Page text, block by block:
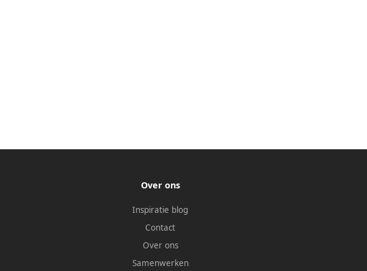
Over ons
Inspiratie blog
Contact
Over ons
Samenwerken